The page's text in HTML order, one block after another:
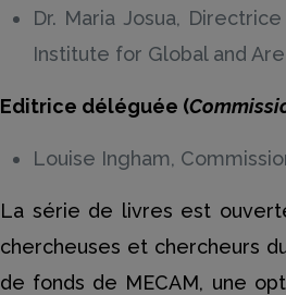
Dr. Maria Josua,
Institute for Global and
Editrice déléguée (
Louise Ingham,
La série de livres est
chercheuses et chercheurs
de fonds de MECAM, une